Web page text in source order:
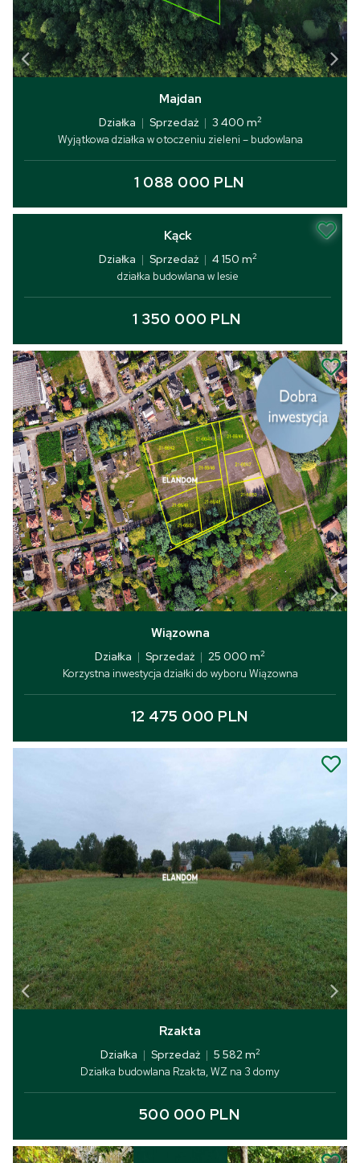
Majdan
Działka | Sprzedaż | 3 400 m2
Wyjątkowa działka w otoczeniu zieleni – budowlana
1 088 000 PLN
Kąck
Działka | Sprzedaż | 4 150 m2
działka budowlana w lesie
1 350 000 PLN
Wiązowna
Działka | Sprzedaż | 25 000 m2
Korzystna inwestycja działki do wyboru Wiązowna
12 475 000 PLN
Rzakta
Działka | Sprzedaż | 5 582 m2
Działka budowlana Rzakta, WZ na 3 domy
500 000 PLN